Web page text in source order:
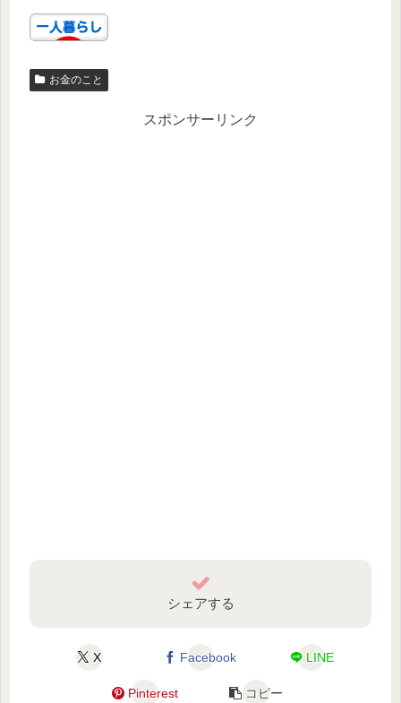
お金のこと
スポンサーリンク
シェアする
X Facebook LINE
Pinterest コピー